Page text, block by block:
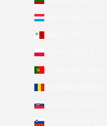
Luxemburg (EUR €)
Malta (EUR €)
Polonia (EUR €)
Portugalia (EUR €)
România (RON Lei)
Slovacia (EUR €)
Slovenia (EUR €)